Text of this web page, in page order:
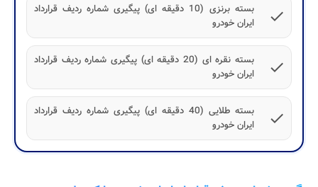
check
بسته برنزی (10 دقیقه ای) پیگیری شماره ردیف قرارداد
ایران خودرو
check
بسته نقره ای (20 دقیقه ای) پیگیری شماره ردیف قرارداد
ایران خودرو
check
بسته طلایی (40 دقیقه ای) پیگیری شماره ردیف قرارداد
ایران خودرو